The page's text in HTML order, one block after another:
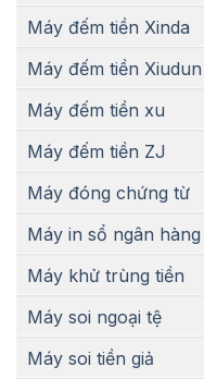
Máy đếm tiền Xinda
Máy đếm tiền Xiudun
Máy đếm tiền xu
Máy đếm tiền ZJ
Máy đóng chứng từ
Máy in sổ ngân hàng
Máy khử trùng tiền
Máy soi ngoại tệ
Máy soi tiền giả